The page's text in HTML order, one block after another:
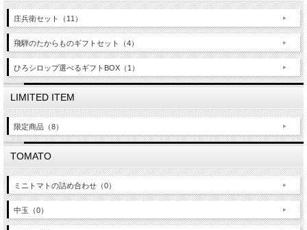
庄兵衛セット（11）
飛騨のたからものギフトセット（4）
ひろシロップ選べるギフトBOX（1）
LIMITED ITEM
限定商品（8）
TOMATO
ミニトマトの詰め合わせ（0）
中玉（0）